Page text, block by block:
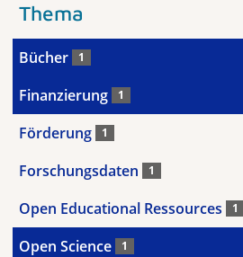
Thema
Bücher 1
Finanzierung 1
Förderung 1
Forschungsdaten 1
Open Educational Ressources 1
Open Science 1